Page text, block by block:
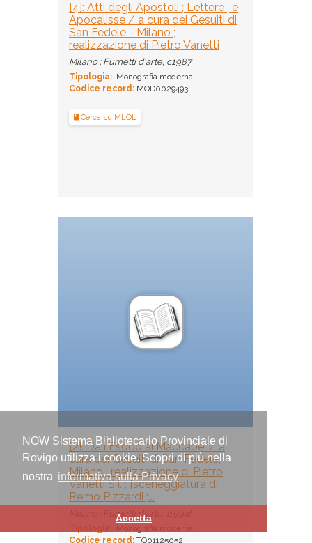
NOW Sistema Bibliotecario Provinciale di
Rovigo utilizza i cookie. Scopri di più nella
nostra informativa sulla Privacy
Accetta
[4]: Atti degli Apostoli ; Lettere ; e
Apocalisse / a cura dei Gesuiti di
San Fedele - Milano ;
realizzazione di Pietro Vanetti
Milano : Fumetti d'arte, c1987
Tipologia: Monografia moderna
Codice record: MOD0029493
Cerca su MLOL
[2!: Dall'Esodo ai Maccabei / a
cura dei Gesuiti di San Fedele,
Milano ; realizzazione di Pietro
Vanetti S.I. ; [sceneggiatura di
Remo Pizzardi ;...
Milano : Fumetti d'arte, [1994!
Tipologia:
Codice record: TO01125052